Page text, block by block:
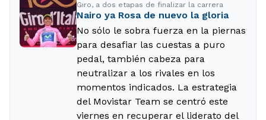
Giro, a dos etapas de finalizar la carrera
Nairo ya Rosa de nuevo la gloria
No sólo le sobra fuerza en la piernas
para desafiar las cuestas a puro
pedal, también cabeza para
neutralizar a los rivales en los
momentos indicados. La estrategia
del Movistar Team se centró este
viernes en recuperar el liderato del